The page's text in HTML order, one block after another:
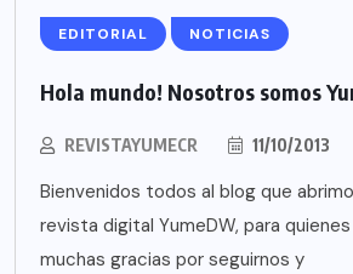
EDITORIAL NOTICIAS
Hola mundo! Nosotros somos
REVISTAYUMECR 11/10/2013
Bienvenidos todos al blog que
revista digital YumeDW, para
muchas gracias por seguirnos y